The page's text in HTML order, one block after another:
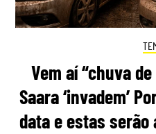
Vem aí “chuva
Saara ‘invadem’
data e estas